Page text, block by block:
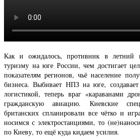
Как и ожидалось, противник в летний
туризму на юге России, чем достигает
показателям регионов, чьё население
бизнеса. Выбивает НПЗ на юге,
логистикой, теперь враг «караванами
гражданскую авиацию. Киевские
британских спланировали все чётко и
носимся с электростанциями, то
по Киеву, то ещё куда кидаем усилия.